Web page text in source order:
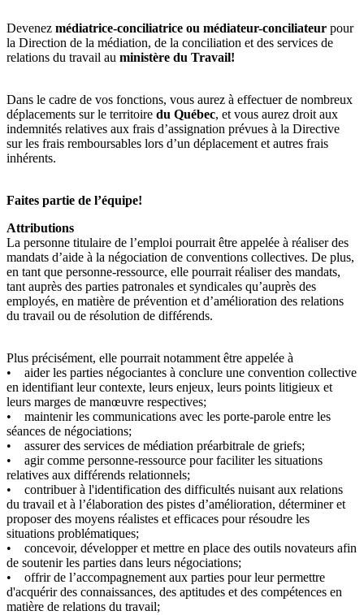
Devenez médiatrice-conciliatrice ou médiateur-conciliateur pour
la Direction de la médiation, de la conciliation et des services de
relations du travail au ministère du Travail!
Dans le cadre de vos fonctions, vous aurez à effectuer de nombreux
déplacements sur le territoire du Québec, et vous aurez droit aux
indemnités relatives aux frais d’assignation prévues à la Directive
sur les frais remboursables lors d’un déplacement et autres frais
inhérents.
Faites partie de l’équipe!
Attributions
La personne titulaire de l’emploi pourrait être appelée à réaliser des
mandats d’aide à la négociation de conventions collectives. De plus,
en tant que personne-ressource, elle pourrait réaliser des mandats,
tant auprès des parties patronales et syndicales qu’auprès des
employés, en matière de prévention et d’amélioration des relations
du travail ou de résolution de différends.
Plus précisément, elle pourrait notamment être appelée à
• aider les parties négociantes à conclure une convention collective
en identifiant leur contexte, leurs enjeux, leurs points litigieux et
leurs marges de manœuvre respectives;
• maintenir les communications avec les porte-parole entre les
séances de négociations;
• assurer des services de médiation préarbitrale de griefs;
• agir comme personne-ressource pour faciliter les situations
relatives aux différends relationnels;
• contribuer à l'identification des difficultés nuisant aux relations
du travail et à l’élaboration des pistes d’amélioration, déterminer et
proposer des moyens réalistes et efficaces pour résoudre les
situations problématiques;
• concevoir, développer et mettre en place des outils novateurs afin
de soutenir les parties dans leurs négociations;
• offrir de l’accompagnement aux parties pour leur permettre
d'acquérir des connaissances, des aptitudes et des compétences en
matière de relations du travail;